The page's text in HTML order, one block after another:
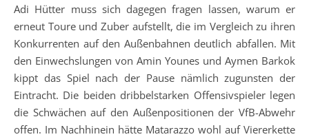
Adi Hütter muss sich dagegen fragen lassen, warum er
erneut Toure und Zuber aufstellt, die im Vergleich zu ihren
Konkurrenten auf den Außenbahnen deutlich abfallen. Mit
den Einwechslungen von Amin Younes und Aymen Barkok
kippt das Spiel nach der Pause nämlich zugunsten der
Eintracht. Die beiden dribbelstarken Offensivspieler legen
die Schwächen auf den Außenpositionen der VfB-Abwehr
offen. Im Nachhinein hätte Matarazzo wohl auf Viererkette